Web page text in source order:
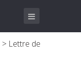
> Lettre de